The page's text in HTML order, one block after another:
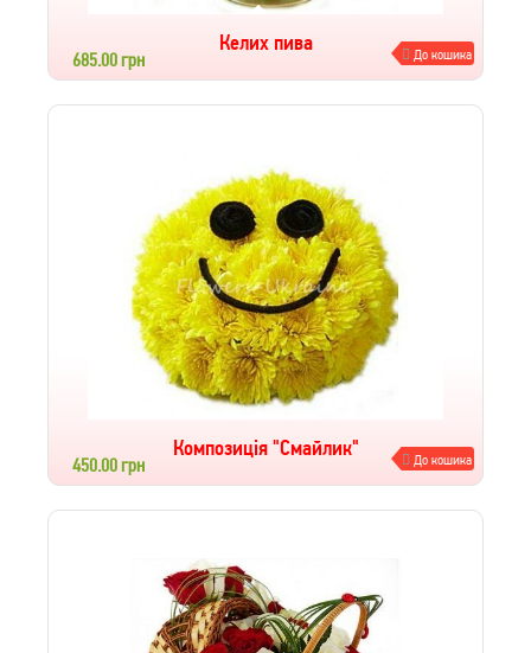
Келих пива
685.00 грн До кошика
Композиція "Cмайлик"
450.00 грн До кошика